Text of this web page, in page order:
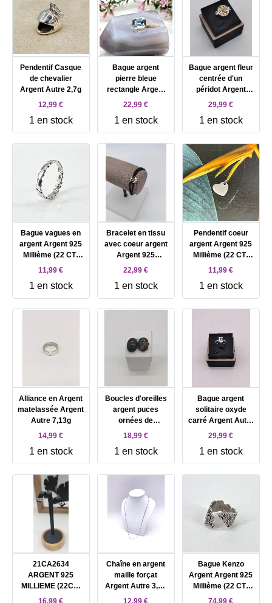
Pendentif Casque
de chevalier
Argent Autre 2,7g
12,99 €
1 en stock
Bague argent
pierre bleue
rectangle Argent
Autre 7,45g
22,99 €
1 en stock
Bague argent fleur
centrée d'un
péridot Argent
Autre 4,63g
29,99 €
1 en stock
Bague vagues en
argent Argent 925
Millième (22 CT)
1,02g
11,99 €
1 en stock
Bracelet en tissu
avec coeur argent
Argent 925
Millième (22 CT)
22,99 €
1 en stock
Pendentif coeur
argent Argent 925
Millième (22 CT)
2,56g
11,99 €
1 en stock
Alliance en Argent
matelassée Argent
Autre 7,13g
14,99 €
1 en stock
Boucles d'oreilles
argent puces
ornées de
rubellites Argent
18,99 €
1 en stock
Bague argent
solitaire oxyde
carré Argent Autre
2,30g
29,99 €
1 en stock
21CA2634
ARGENT 925
MILLIEME (22CT)
0.79 CHAT QUI
16,99 €
Chaîne en argent
maille forçat
Argent Autre 3,13
gr
12,99 €
Bague Kenzo
Argent Argent 925
Millième (22 CT)
7,98g
74,99 €